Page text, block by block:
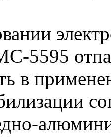
5595
в